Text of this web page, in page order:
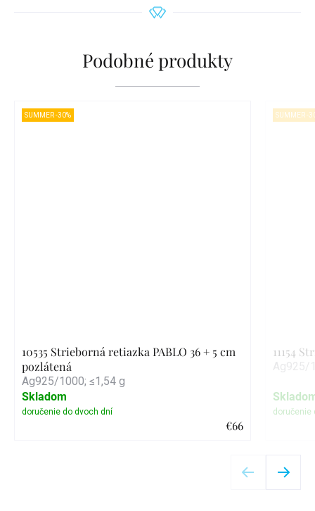
Podobné produkty
SUMMER -30%
10535 Strieborná retiazka PABLO 36 + 5 cm
pozlátená
Ag925/1000; ≤1,54 g
€66
Skladom
SUMMER -
11154